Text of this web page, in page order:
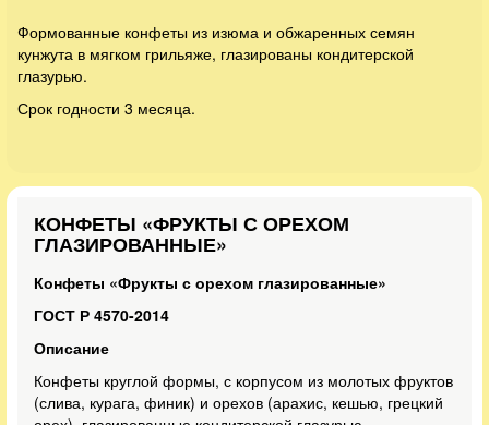
Формованные конфеты из изюма и обжаренных семян
кунжута в мягком грильяже, глазированы кондитерской
глазурью.
Срок годности 3 месяца.
КОНФЕТЫ «ФРУКТЫ С ОРЕХОМ
ГЛАЗИРОВАННЫЕ»
Конфеты «Фрукты с орехом глазированные»
ГОСТ Р 4570-2014
Описание
Конфеты круглой формы, с корпусом из молотых фруктов
(слива, курага, финик) и орехов (арахис, кешью, грецкий